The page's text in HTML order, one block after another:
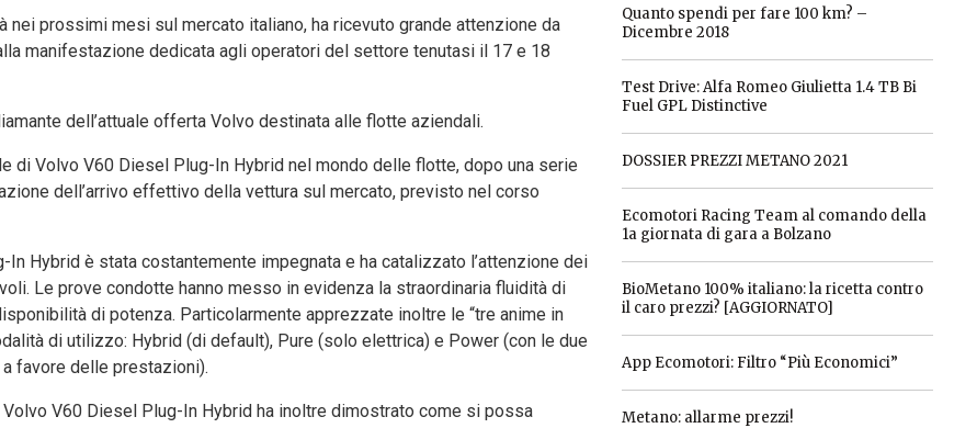
nei prossimi mesi sul mercato italiano, ha ricevuto grande attenzione da
manifestazione dedicata agli operatori del settore tenutasi il 17 e 18
dell’attuale offerta Volvo destinata alle flotte aziendali.
di Volvo V60 Diesel Plug-In Hybrid nel mondo delle flotte, dopo una serie
dell’arrivo effettivo della vettura sul mercato, previsto nel corso
Hybrid è stata costantemente impegnata e ha catalizzato l’attenzione dei
Le prove condotte hanno messo in evidenza la straordinaria fluidità di
di potenza. Particolarmente apprezzate inoltre le “tre anime in
di utilizzo: Hybrid (di default), Pure (solo elettrica) e Power (con le due
favore delle prestazioni).
V60 Diesel Plug-In Hybrid ha inoltre dimostrato come si possa
Quanto spendi per fare 100 km? –
Dicembre 2018
Test Drive: Alfa Romeo Giulietta 1.4 TB Bi
Fuel GPL Distinctive
DOSSIER PREZZI METANO 2021
Ecomotori Racing Team al comando della
1a giornata di gara a Bolzano
BioMetano 100% italiano: la ricetta contro
il caro prezzi? [AGGIORNATO]
App Ecomotori: Filtro “Più Economici”
Metano: allarme prezzi!